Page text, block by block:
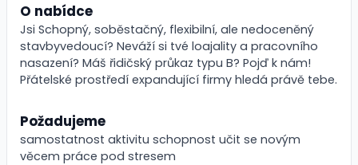
O nabídce
Jsi Schopný, soběstačný, flexibilní, ale nedoceněný
stavbyvedoucí? Neváží si tvé loajality a pracovního
nasazení? Máš řidičský průkaz typu B? Pojď k nám!
Přátelské prostředí expandující firmy hledá právě tebe.
Požadujeme
samostatnost aktivitu schopnost učit se novým
věcem práce pod stresem